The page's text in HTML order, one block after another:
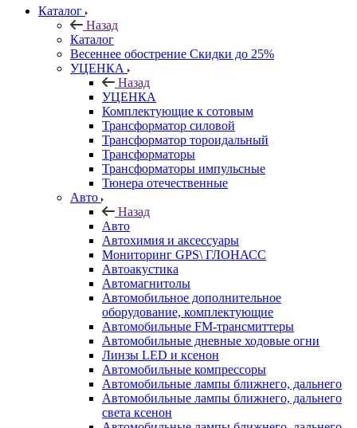
Каталог
Назад
Каталог
Весеннее обострение Скидки до 25%
УЦЕНКА
Назад
УЦЕНКА
Комплектующие к сотовым
Трансформатор силовой
Трансформатор тороидальный
Трансформаторы
Трансформаторы импульсные
Тюнера отечественные
Авто
Назад
Авто
Автохимия и аксессуары
Мониторинг GPS\ ГЛОНАСС
Автоакустика
Автомагнитолы
Автомобильное дополнительное
оборудование, комплектующие
Автомобильные FM-трансмиттеры
Автомобильные дневные ходовые огни
Линзы LED и ксенон
Автомобильные компрессоры
Автомобильные лампы ближнего, дальнего
Автомобильные лампы ближнего, дальнего
света ксенон